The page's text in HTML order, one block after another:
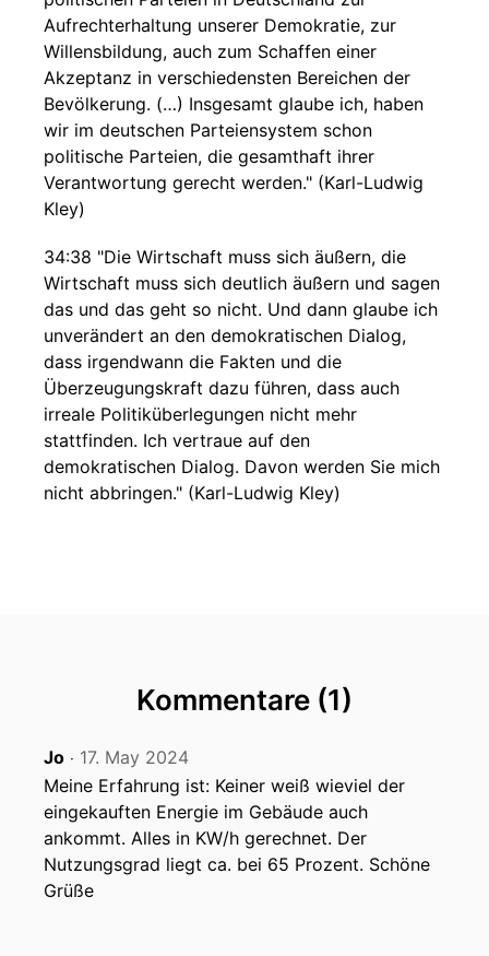
Aufrechterhaltung unserer Demokratie, zur
Willensbildung, auch zum Schaffen einer
Akzeptanz in verschiedensten Bereichen der
Bevölkerung. (…) Insgesamt glaube ich, haben
wir im deutschen Parteiensystem schon
politische Parteien, die gesamthaft ihrer
Verantwortung gerecht werden." (Karl-Ludwig
Kley)
34:38 "Die Wirtschaft muss sich äußern, die
Wirtschaft muss sich deutlich äußern und sagen
das und das geht so nicht. Und dann glaube ich
unverändert an den demokratischen Dialog,
dass irgendwann die Fakten und die
Überzeugungskraft dazu führen, dass auch
irreale Politiküberlegungen nicht mehr
stattfinden. Ich vertraue auf den
demokratischen Dialog. Davon werden Sie mich
nicht abbringen." (Karl-Ludwig Kley)
Kommentare (1)
Jo ‧ 17. May 2024
Meine Erfahrung ist: Keiner weiß wieviel der
eingekauften Energie im Gebäude auch
ankommt. Alles in KW/h gerechnet. Der
Nutzungsgrad liegt ca. bei 65 Prozent. Schöne
Grüße